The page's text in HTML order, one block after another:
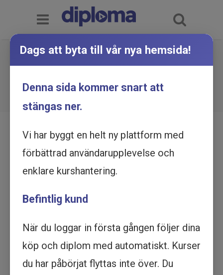
funktionsnedsättning -
Utbildning online
FN:s konvention om rättigheter för personer med
Köp - 1 195 kr
Prova ett delmoment
Dags att byta till vår nya hemsida!
Denna sida kommer snart att
stängas ner.
Vi har byggt en helt ny plattform med
förbättrad användarupplevelse och
enklare kurshantering.
Befintlig kund
När du loggar in första gången följer dina
köp och diplom med automatiskt. Kurser
du har påbörjat flyttas inte över. Du